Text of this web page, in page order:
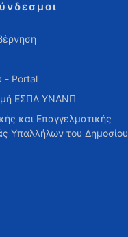
- Portal
ΕΣΠΑ ΥΝΑΝΠ
και Επαγγελματικής
Υπαλλήλων του Δημοσίου